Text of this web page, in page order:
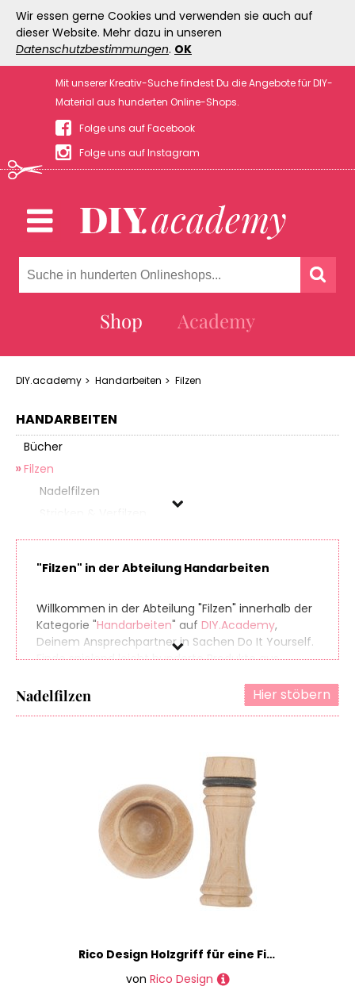
Wir essen gerne Cookies und verwenden sie auch auf
dieser Website. Mehr dazu in unseren
Datenschutzbestimmungen. OK
Mit unserer Kreativ-Suche findest Du die Angebote für DIY-
Material aus hunderten Online-Shops.
Folge uns auf Facebook
Folge uns auf Instagram
Shop Academy
DIY.academy Handarbeiten Filzen
HANDARBEITEN
Bücher
Filzen
Nadelfilzen
Häkeln
Spinnen
Sticken
Stricken
Zubehör & Kurzwaren
"Filzen" in der Abteilung Handarbeiten
Willkommen in der Abteilung "Filzen" innerhalb der
Kategorie "Handarbeiten" auf DIY.Academy,
Deinem Ansprechpartner in Sachen Do It Yourself.
Finde spielend leicht hunderte Produkte aus
nächstes (oder übernächstes) Projekt eignen. Und
damit am Ende Deiner Einkaufstour noch etwas
vergleichen und findest so immer das günstigste
Du bist auf der Suche nach Produkten einer
bestimmten Marke? Keine Sorge, wir haben da was
für Dich: Benutze einfach unseren Marken-Filter,
um Deine gewünschten Produkte anzeigen zu
lassen - zum Beispiel Artikel der Marken
generisch. Natürlich
kannst Du Dir auch alles nach Preisspanne oder
Jede Menge Material im Haus, aber keine Ideen?
Keine Scham nötig, wir kennen das und sind
Hier stöbern
Nadelfilzen
Rico Design Holzgriff für eine Filznadel
von Rico Design